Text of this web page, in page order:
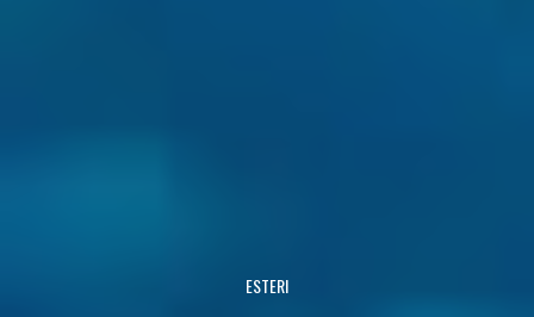
ESTERI